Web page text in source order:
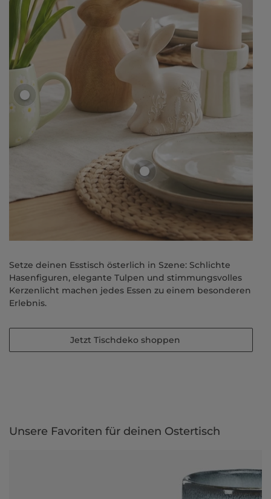
Setze deinen Esstisch österlich in Szene: Schlichte
Hasenfiguren, elegante Tulpen und stimmungsvolles
Kerzenlicht machen jedes Essen zu einem besonderen
Erlebnis.
Jetzt Tischdeko shoppen
Unsere Favoriten für deinen Ostertisch